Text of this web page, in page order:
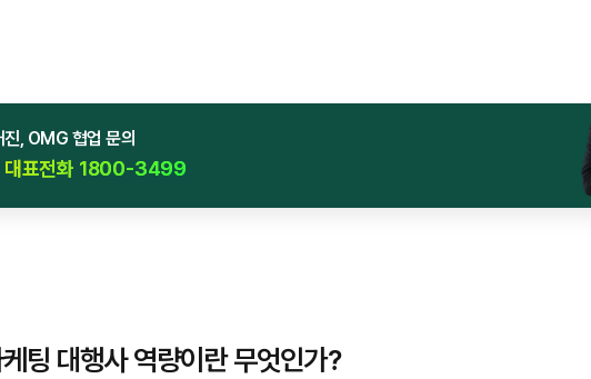
진, OMG 협업 문의
대표전화 1800-3499
팅 대행사 역량이란 무엇인가?